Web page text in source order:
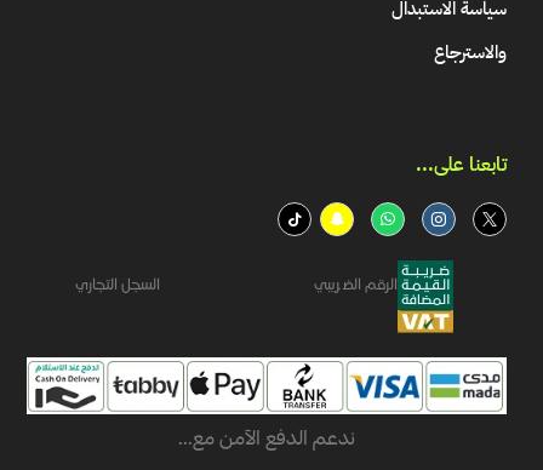
سياسة الاستبدال
والاسترجاع
تابعنا على...​
الرقم الضريبي السجل التجاري
ندعم الدفع الآمن مع...